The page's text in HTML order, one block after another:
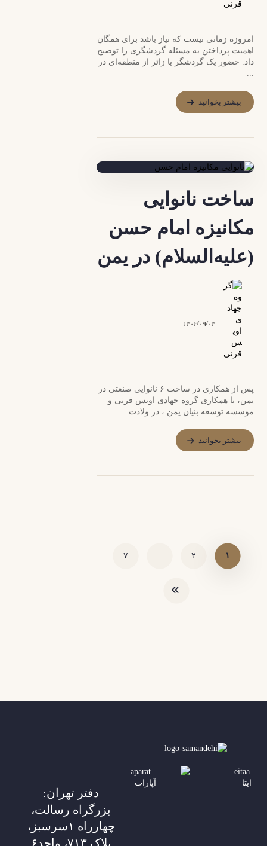
امروزه زمانی نیست که نیاز باشد برای همگان
اهمیت پرداختن به مسئله گردشگری را توضیح
داد. حضور یک گردشگر یا زائر از منطقه‌ای در
...
بیشتر بخوانید
ساخت نانوایی
مکانیزه امام حسن
(علیه‌السلام) در یمن
۱۴۰۲/۰۹/۰۴
پس از همکاری در ساخت ۶ نانوایی صنعتی در
یمن، با همکاری گروه جهادی اویس قرنی و
موسسه توسعه بنیان یمن ، در ولادت ...
بیشتر بخوانید
۱ ۲ … ۷
ایتا آپارات
دفتر تهران:
بزرگراه رسالت،
چهارراه ۱سرسبز،
پلاک ۷۱۳، واحد۶